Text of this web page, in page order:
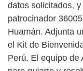
datos solicitados,
patrocinador
Huamán. Adjunta
el Kit de
Perú. El equipo de